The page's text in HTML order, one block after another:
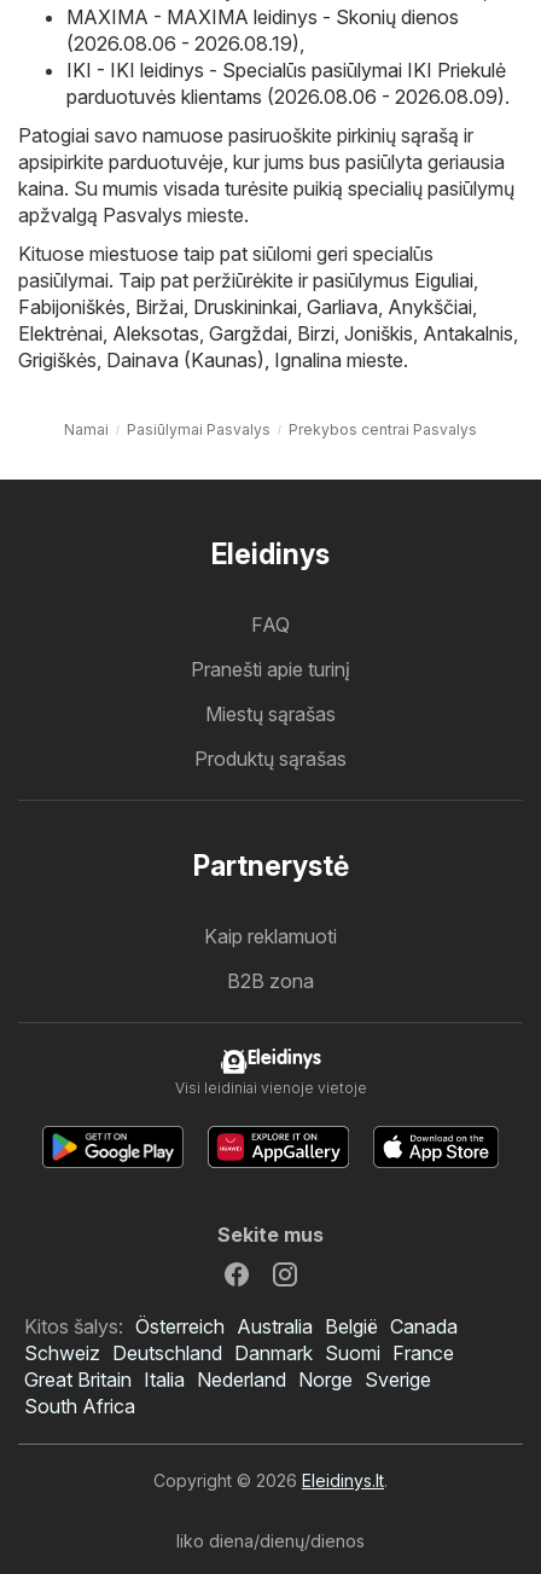
MAXIMA - MAXIMA leidinys - Skonių dienos
(2026.08.06 - 2026.08.19)
IKI - IKI leidinys - Specialūs pasiūlymai IKI Priekulė
parduotuvės klientams (2026.08.06 - 2026.08.09).
Patogiai savo namuose pasiruoškite pirkinių sąrašą ir
apsipirkite parduotuvėje, kur jums bus pasiūlyta geriausia
kaina. Su mumis visada turėsite puikią specialių pasiūlymų
apžvalgą Pasvalys mieste.
Kituose miestuose taip pat siūlomi geri specialūs
pasiūlymai. Taip pat peržiūrėkite ir pasiūlymus Eiguliai
Fabijoniškės Biržai Druskininkai Garliava Anykščiai
Elektrėnai Aleksotas Gargždai Birzi Joniškis Antakalnis
Grigiškės Dainava (Kaunas) Ignalina mieste.
Namai Pasiūlymai Pasvalys Prekybos centrai Pasvalys
Eleidinys
FAQ
Pranešti apie turinį
Miestų sąrašas
Produktų sąrašas
Partnerystė
Kaip reklamuoti
B2B zona
Eleidinys
Visi leidiniai vienoje vietoje
Sekite mus
Kitos šalys: Österreich Australia België Canada
Schweiz Deutschland Danmark Suomi France
Great Britain Italia Nederland Norge Sverige
South Africa
Copyright © 2026 Eleidinys.lt.
liko diena/dienų/dienos